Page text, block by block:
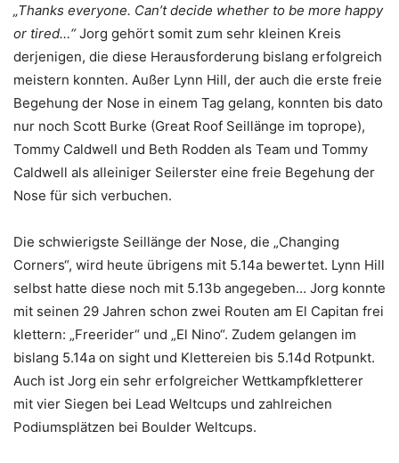
„Thanks everyone. Can’t decide whether to be more happy
or tired…“Jorg gehört somit zum sehr kleinen Kreis
derjenigen, die diese Herausforderung bislang erfolgreich
meistern konnten. Außer Lynn Hill, der auch die erste freie
Begehung der Nose in einem Tag gelang, konnten bis dato
nur noch Scott Burke (Great Roof Seillänge im toprope),
Tommy Caldwell und Beth Rodden als Team und Tommy
Caldwell als alleiniger Seilerster eine freie Begehung der
Nose für sich verbuchen.
Die schwierigste Seillänge der Nose, die „Changing
Corners“, wird heute übrigens mit 5.14a bewertet. Lynn Hill
selbst hatte diese noch mit 5.13b angegeben… Jorg konnte
mit seinen 29 Jahren schon zwei Routen am El Capitan frei
klettern: „Freerider“ und „El Nino“. Zudem gelangen im
bislang 5.14a on sight und Klettereien bis 5.14d Rotpunkt.
Auch ist Jorg ein sehr erfolgreicher Wettkampfkletterer
mit vier Siegen bei Lead Weltcups und zahlreichen
Podiumsplätzen bei Boulder Weltcups.